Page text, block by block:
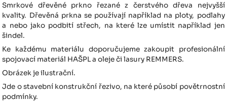
Smrkové dřevěné prkno řezané z čerstvého dřeva nejvyšší
kvality. Dřevěná prkna se používají například na ploty, podlahy
a nebo jako podbití střech, na které lze umístit například jen
šindel.
Ke každému materiálu doporučujeme zakoupit profesionální
spojovací materiál HAŠPL a oleje či lasury REMMERS.
Obrázek je ilustrační.
Jde o stavební konstrukční řezivo, na které působí povětrnostní
podmínky.